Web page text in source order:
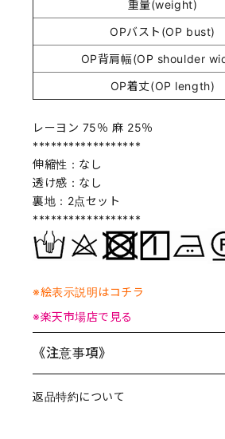
重量(weight)
OPバスト(OP bust)
OP背肩幅(OP shoulder
OP着丈(OP length)
レーヨン 75％ 麻 25％
******************
伸縮性：なし
透け感：なし
裏地：2点セット
******************
※絵表示説明はコチラ
※楽天市場店で見る
《注意事項》
返品特約について